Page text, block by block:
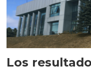
Los